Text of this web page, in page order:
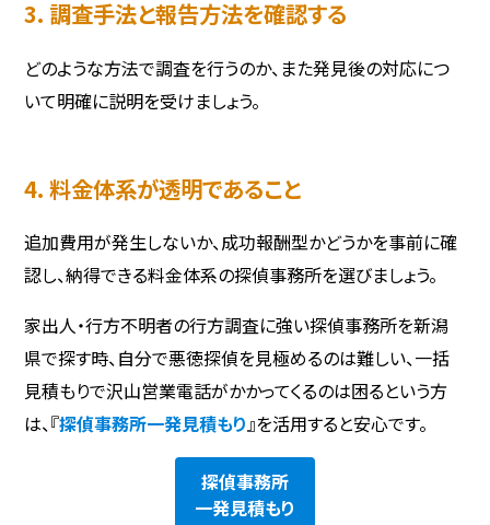
3. 調査手法と報告方法を確認する
どのような方法で調査を行うのか、また発見後の対応につ
いて明確に説明を受けましょう。
4. 料金体系が透明であること
追加費用が発生しないか、成功報酬型かどうかを事前に確
認し、納得できる料金体系の探偵事務所を選びましょう。
家出人・行方不明者の行方調査に強い探偵事務所を新潟
県で探す時、自分で悪徳探偵を見極めるのは難しい、一括
見積もりで沢山営業電話がかかってくるのは困るという方
は、『探偵事務所一発見積もり』を活用すると安心です。
探偵事務所
一発見積もり